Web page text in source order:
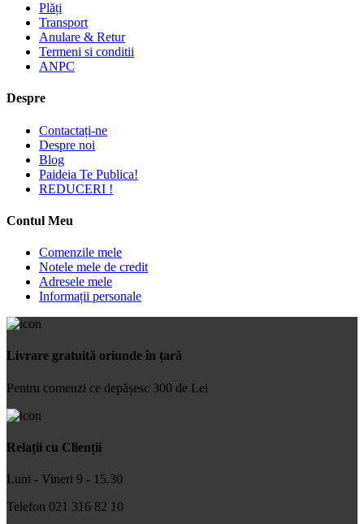
Plăți
Transport
Anulare & Retur
Termeni si conditii
ANPC
Despre
Contactați-ne
Despre noi
Blog
Paideia Te Publica!
REDUCERI !
Contul Meu
Comenzile mele
Notele mele de credit
Adresele mele
Informații personale
Livrare gratuită oriunde în țară
Pentru comenzi ce depășesc 300 de Lei
Relații cu Clienții
Luni - Vineri 9 - 15.30
Telefon 021 316 82 10